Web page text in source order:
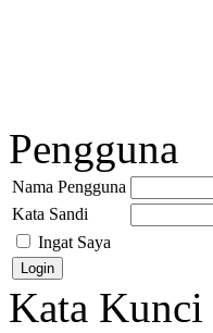
Pengguna
Nama Pengguna
Kata Sandi
Ingat Saya
Kata Kunci